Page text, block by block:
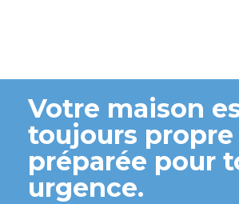
Votre maison
toujours
préparée pour
urgence.